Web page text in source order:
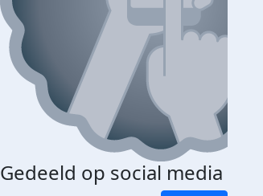
Gedeeld op social media